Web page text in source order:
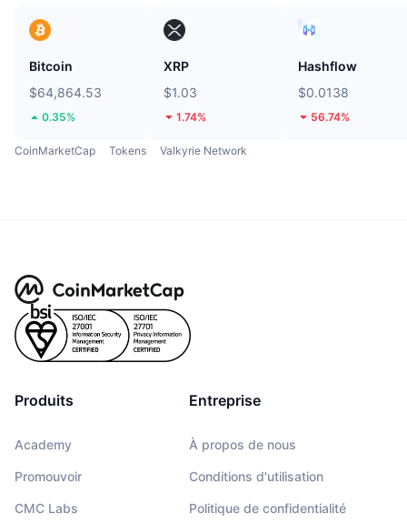
Bitcoin
$64,864.53
0.35%
XRP
$1.03
1.74%
Hashflow
$0.0138
56.74%
CoinMarketCap Tokens Valkyrie Network
Produits
Academy
Promouvoir
CMC Labs
Entreprise
À propos de nous
Conditions d'utilisation
Politique de confidentialité